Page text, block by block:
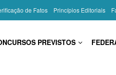
de Fatos Princípios Editoriais
PREVISTOS